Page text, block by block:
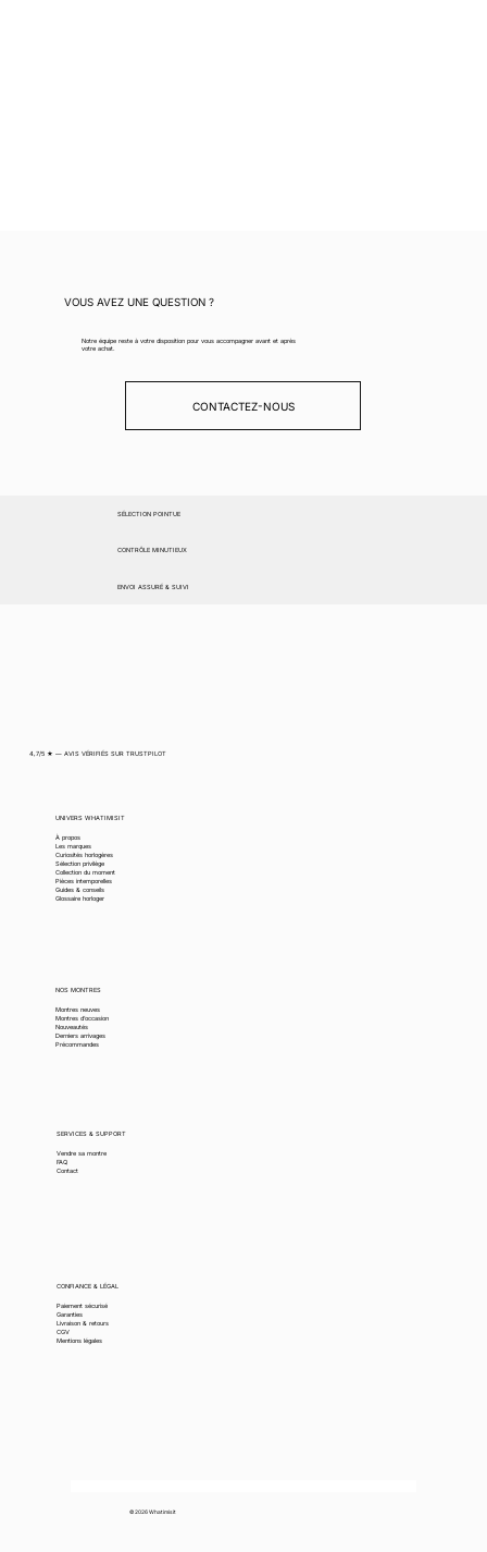
VOUS AVEZ UNE QUESTION ?
Notre équipe reste à votre disposition pour vous accompagner avant et après
votre achat.
CONTACTEZ-NOUS
SÉLECTION POINTUE
CONTRÔLE MINUTIEUX
ENVOI ASSURÉ & SUIVI
UNIVERS WHATIMISIT
À propos
Les marques
Curiosités horlogères
Sélection privilège
Collection du moment
Pièces intemporelles
Guides & conseils
Glossaire horloger
NOS MONTRES
Montres neuves
Montres d’occasion
Nouveautés
Derniers arrivages
Précommandes
SERVICES & SUPPORT
Vendre sa montre
FAQ
Contact
CONFIANCE & LÉGAL
Paiement sécurisé
Garanties
Livraison & retours
CGV
Mentions légales
4,7/5 ★ — AVIS VÉRIFIÉS SUR TRUSTPILOT
© 2026 Whatimisit